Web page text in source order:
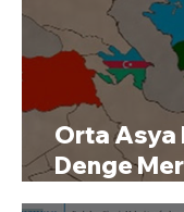
Orta Asya
Denge
Yolunda